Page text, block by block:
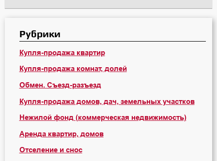
Рубрики
Купля-продажа квартир
Купля-продажа комнат, долей
Обмен. Съезд-разъезд
Купля-продажа домов, дач, земельных участков
Нежилой фонд (коммерческая недвижимость)
Аренда квартир, домов
Отселение и снос